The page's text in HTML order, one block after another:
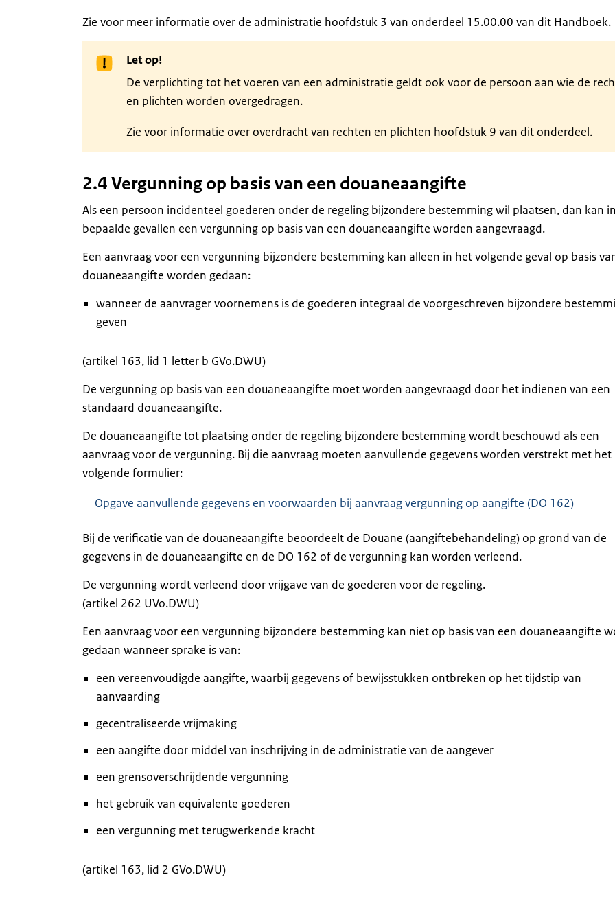
Zie voor meer informatie over de administratie hoofdstuk 3 van onderdeel 15.00.00 van dit Handboek.
Let op!
De verplichting tot het voeren van een administratie geldt ook voor de persoon aan wie de
en plichten worden overgedragen.
Zie voor informatie over overdracht van rechten en plichten hoofdstuk 9 van dit onderdeel.
2.4 Vergunning op basis van een douaneaangifte
Als een persoon incidenteel goederen onder de regeling bijzondere bestemming wil plaatsen, dan kan in
bepaalde gevallen een vergunning op basis van een douaneaangifte worden aangevraagd.
Een aanvraag voor een vergunning bijzondere bestemming kan alleen in het volgende geval op basis
douaneaangifte worden gedaan:
wanneer de aanvrager voornemens is de goederen integraal de voorgeschreven bijzondere
geven
(artikel 163, lid 1 letter b GVo.DWU)
De vergunning op basis van een douaneaangifte moet worden aangevraagd door het indienen van een
standaard douaneaangifte.
De douaneaangifte tot plaatsing onder de regeling bijzondere bestemming wordt beschouwd als een
aanvraag voor de vergunning. Bij die aanvraag moeten aanvullende gegevens worden verstrekt met het
volgende formulier:
Opgave aanvullende gegevens en voorwaarden bij aanvraag vergunning op aangifte (DO 162)
Bij de verificatie van de douaneaangifte beoordeelt de Douane (aangiftebehandeling) op grond van de
gegevens in de douaneaangifte en de DO 162 of de vergunning kan worden verleend.
De vergunning wordt verleend door vrijgave van de goederen voor de regeling.
(artikel 262 UVo.DWU)
Een aanvraag voor een vergunning bijzondere bestemming kan niet op basis van een douaneaangifte
gedaan wanneer sprake is van:
een vereenvoudigde aangifte, waarbij gegevens of bewijsstukken ontbreken op het tijdstip van
aanvaarding
gecentraliseerde vrijmaking
een aangifte door middel van inschrijving in de administratie van de aangever
een grensoverschrijdende vergunning
het gebruik van equivalente goederen
een vergunning met terugwerkende kracht
(artikel 163, lid 2 GVo.DWU)